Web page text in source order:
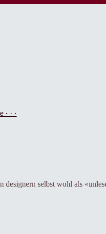
designern selbst wohl als